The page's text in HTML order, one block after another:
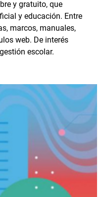
y gratuito, que
y educación. Entre
marcos, manuales,
web. De interés
escolar.